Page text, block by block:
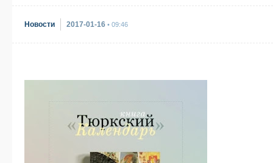
Новости 2017-01-16 • 09:46